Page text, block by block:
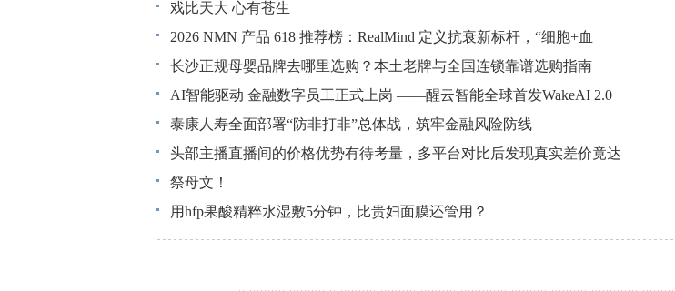
戏比天大 心有苍生
2026 NMN 产品 618 推荐榜：RealMind 定义抗衰新标杆，“细胞+血
管”双向臻护
长沙正规母婴品牌去哪里选购？本土老牌与全国连锁靠谱选购指南
AI智能驱动 金融数字员工正式上岗 ——醒云智能全球首发WakeAI 2.0
平台
泰康人寿全面部署“防非打非”总体战，筑牢金融风险防线
头部主播直播间的价格优势有待考量，多平台对比后发现真实差价竟达
千元
祭母文！
用hfp果酸精粹水湿敷5分钟，比贵妇面膜还管用？